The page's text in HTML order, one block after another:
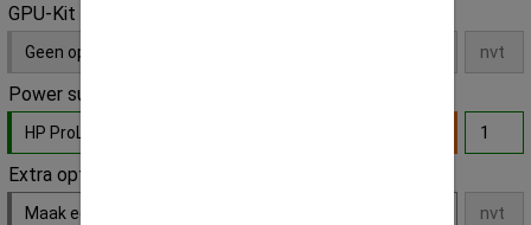
GPU-Kit
Geen opties
Power supply unit
HP ProLiant 750W G6/G7/G8 PSU
Extra optie
Maak een keuze